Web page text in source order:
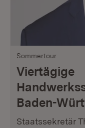
Sommertour
Viertägige
Baden-
Staatssekretär